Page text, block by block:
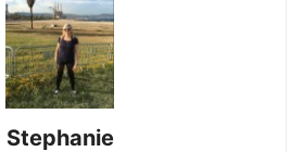
Stephanie